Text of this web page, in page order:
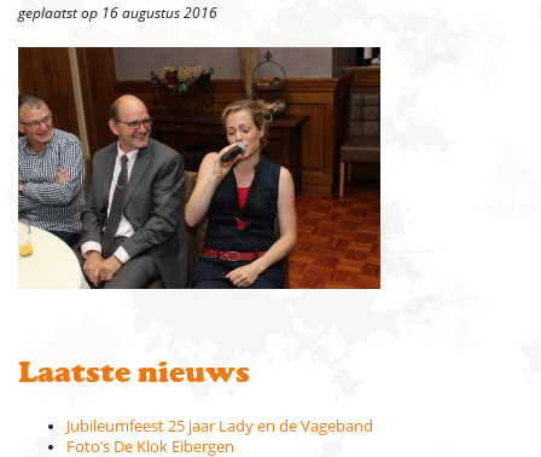
geplaatst op 16 augustus 2016
Laatste nieuws
Jubileumfeest 25 jaar Lady en de Vageband
Foto’s De Klok Eibergen